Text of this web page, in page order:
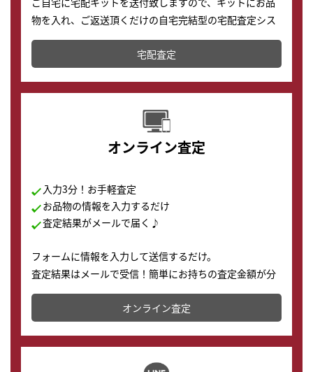
物を入れ、ご返送頂くだけの自宅完結型の宅配査定シス
テムです。
配送でも簡単&安全に査定・買取に出すことが可能で
す。
宅配査定
オンライン査定
入力3分！お手軽査定
お品物の情報を入力するだけ
査定結果がメールで届く♪
フォームに情報を入力して送信するだけ。
査定結果はメールで受信！簡単にお持ちの査定金額が分
かります。
オンライン査定